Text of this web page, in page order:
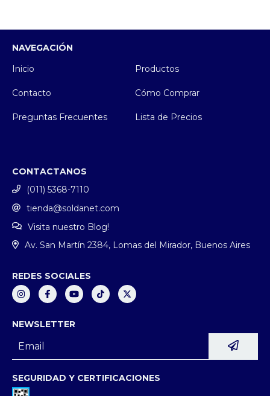
NAVEGACIÓN
Inicio
Productos
Contacto Cómo Comprar
Preguntas Frecuentes Lista de Precios
CONTACTANOS
(011) 5368-7110
tienda@soldanet.com
Visita nuestro Blog!
Av. San Martín 2384, Lomas del Mirador, Buenos Aires
REDES SOCIALES
NEWSLETTER
SEGURIDAD Y CERTIFICACIONES